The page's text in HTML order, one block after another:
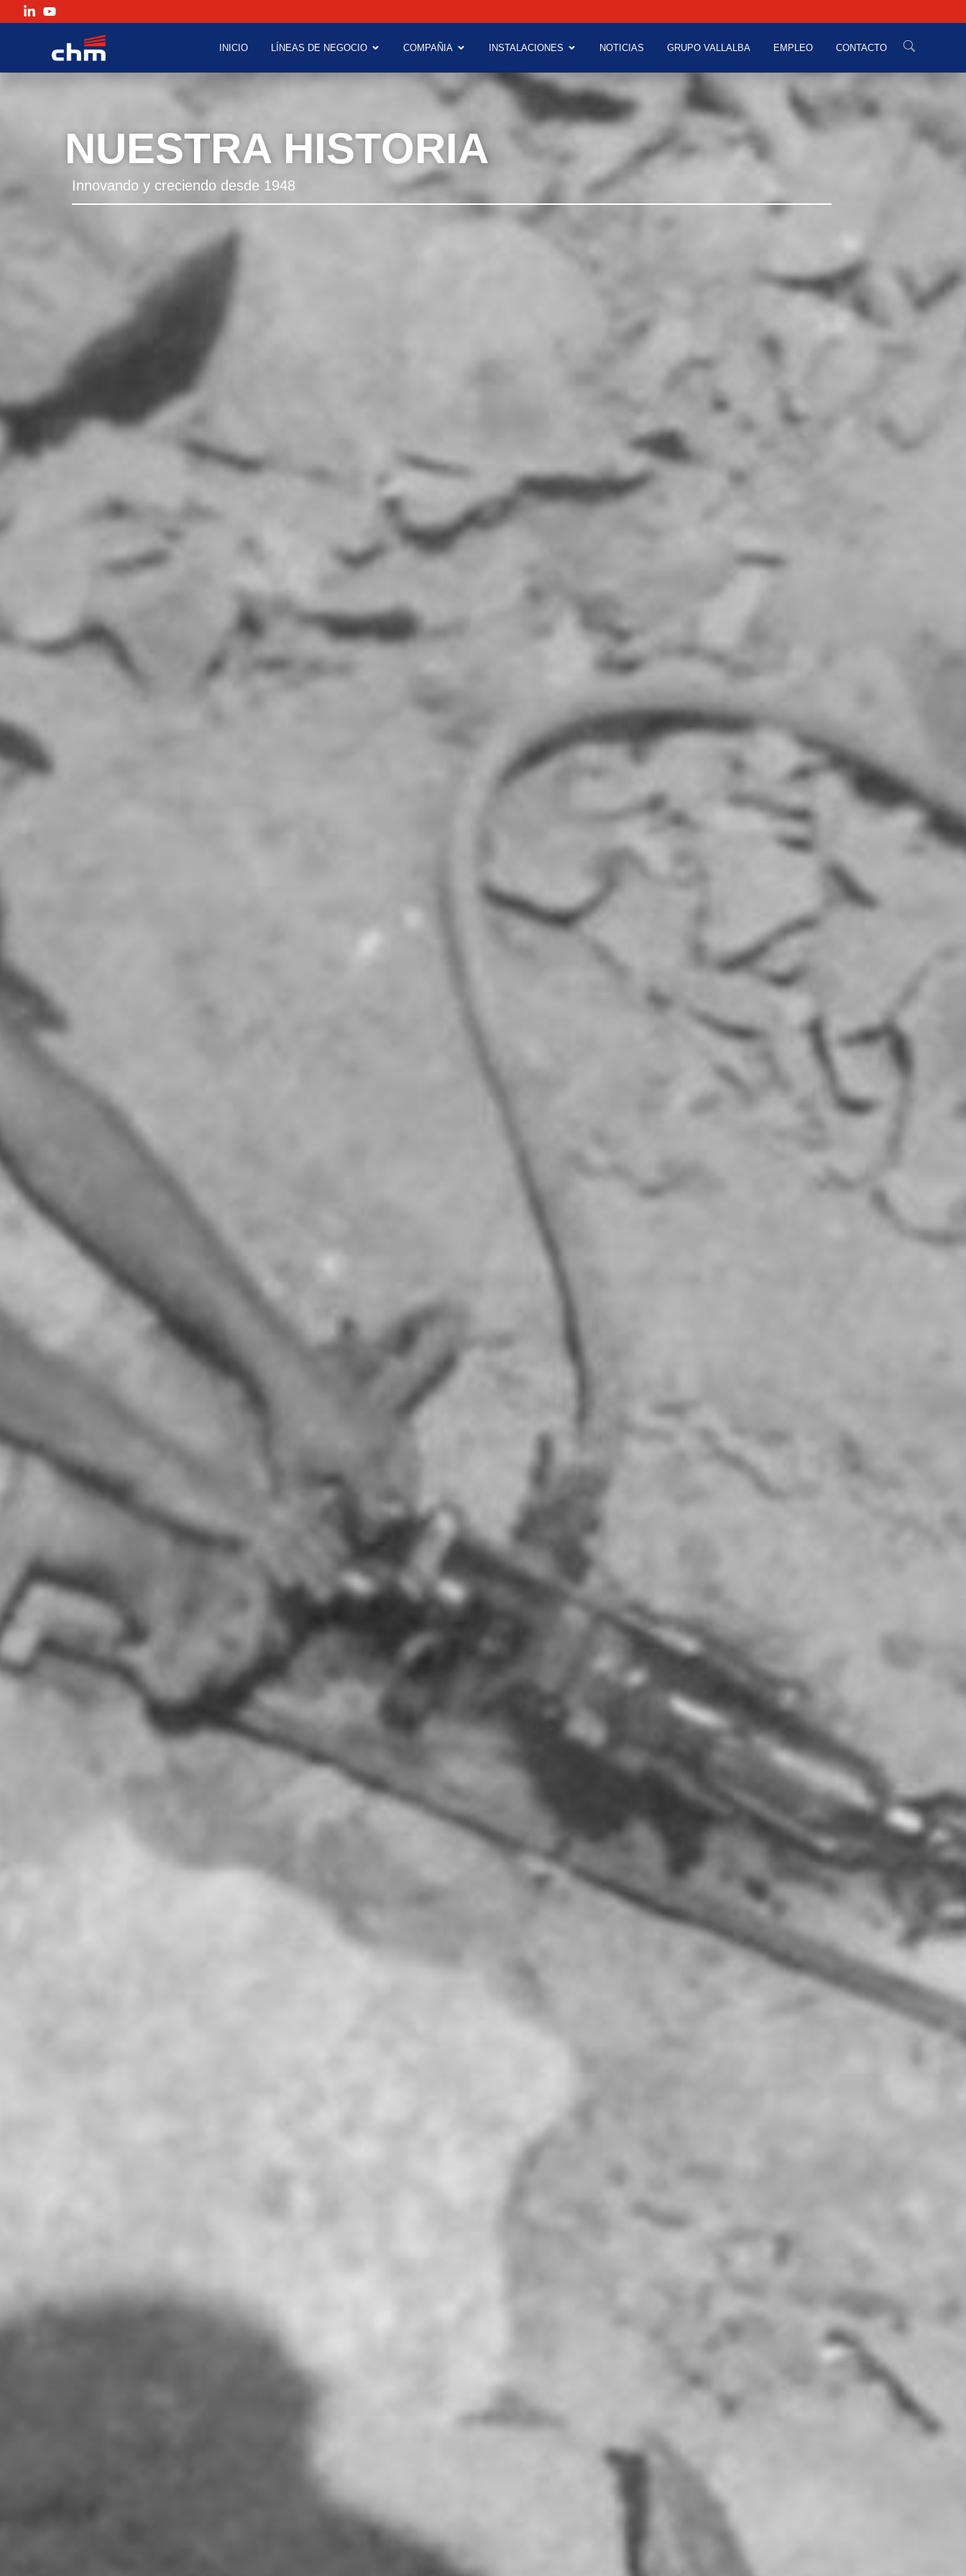
INICIO LÍNEAS DE NEGOCIO COMPAÑIA INSTALACIONES NOTICIAS GRUPO VALLALBA EMPLEO CONTACTO
Nosotros
NUESTRA HISTORIA
Innovando y creciendo desde 1948